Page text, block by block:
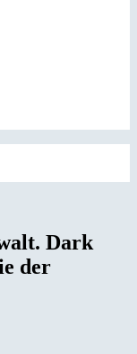
Dark
der